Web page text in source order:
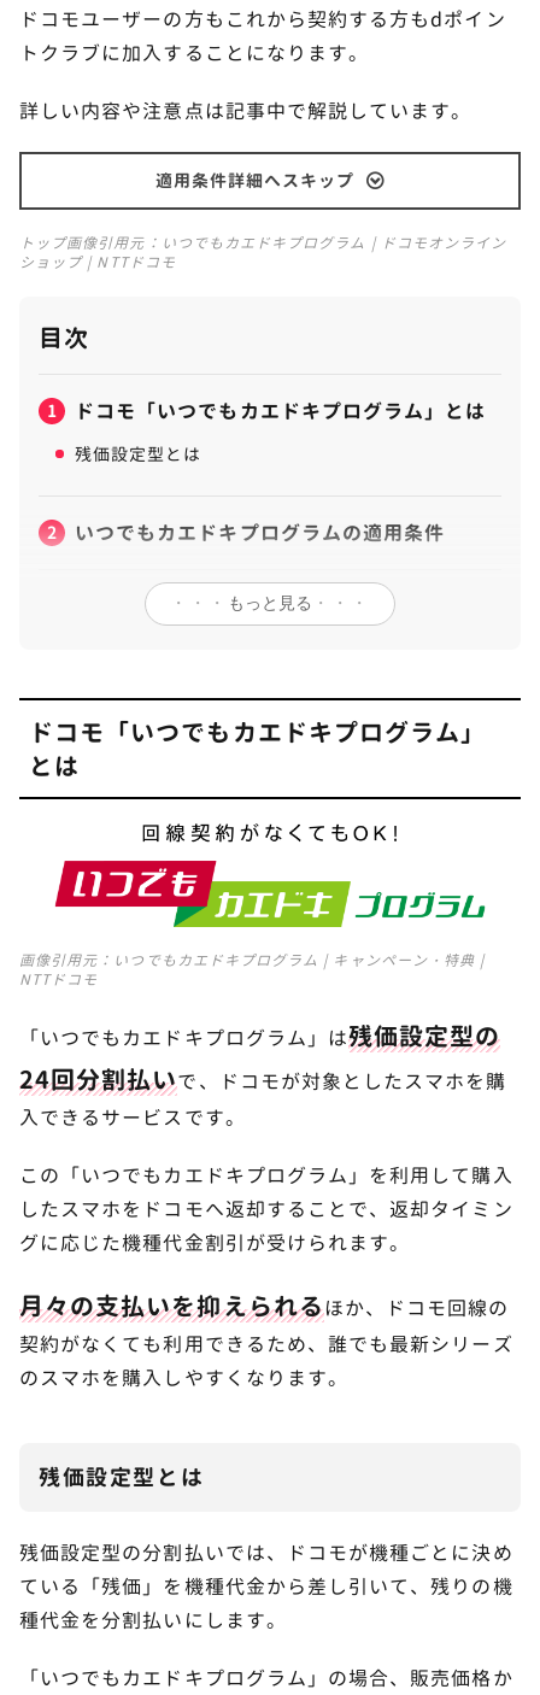
ドコモユーザーの方もこれから契約する方もdポイン
トクラブに加入することになります。
詳しい内容や注意点は記事中で解説しています。
適用条件詳細へスキップ
トップ画像引用元： いつでもカエドキプログラム | ドコモオンライン
ショップ | NTTドコモ
目次
1 ドコモ「いつでもカエドキプログラム」とは
残価設定型とは
2 いつでもカエドキプログラムの適用条件
いつでもカエドキプログラムの内容
2. 23ヶ月目にプログラム利用した場合
3. 24～46ヶ月目にプログラム利用した場合
いつでもカエドキプログラムの申し込み方法
5 いつでもカエドキプログラムの対象機種
6 いつでもカエドキプログラムのメリット
7
いつでもカエドキプログラムのデメリット/注
意点
ス）」との違い
9 「スマホおかえしプログラム」との違い
10 いつでもカエドキプログラムの1番お得な使い
方
いつでもカエドキプログラムの欠点（デメリット）
すか？
いつでもカエドキプログラムは2年（24か月）過ぎ
たらどうなりますか？
違いは？
・・・ もっと見る ・・・
ドコモ「いつでもカエドキプログラム」
とは
画像引用元： いつでもカエドキプログラム | キャンペーン・特典 |
NTTドコモ
「いつでもカエドキプログラム」は残価設定型の
24回分割払いで、ドコモが対象としたスマホを購
入できるサービスです。
この「いつでもカエドキプログラム」を利用して購入
したスマホをドコモへ返却することで、返却タイミン
グに応じた機種代金割引が受けられます。
月々の支払いを抑えられるほか、ドコモ回線の
契約がなくても利用できるため、誰でも最新シリーズ
のスマホを購入しやすくなります。
残価設定型とは
残価設定型の分割払いでは、ドコモが機種ごとに決め
ている「残価」を機種代金から差し引いて、残りの機
種代金を分割払いにします。
「いつでもカエドキプログラム」の場合、販売価格か